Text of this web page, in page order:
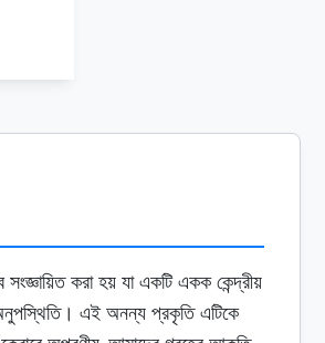
করা হয় যা একটি একক কেন্দ্রীয়
অনুপস্থিতি। এই অনন্য প্রকৃতি এটিকে